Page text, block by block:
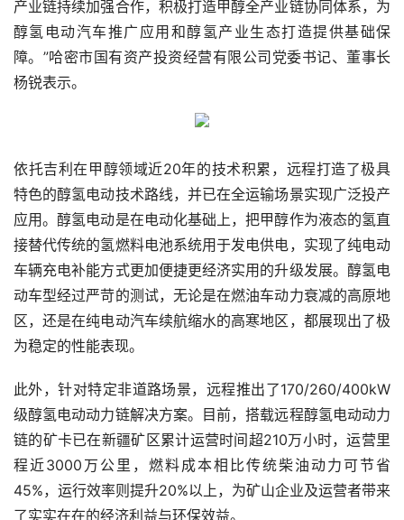
产业链持续加强合作，积极打造甲醇全产业链协同体系，为
醇氢电动汽车推广应用和醇氢产业生态打造提供基础保
障。”哈密市国有资产投资经营有限公司党委书记、董事长
杨锐表示。
依托吉利在甲醇领域近20年的技术积累，远程打造了极具
特色的醇氢电动技术路线，并已在全运输场景实现广泛投产
应用。醇氢电动是在电动化基础上，把甲醇作为液态的氢直
接替代传统的氢燃料电池系统用于发电供电，实现了纯电动
车辆充电补能方式更加便捷更经济实用的升级发展。醇氢电
动车型经过严苛的测试，无论是在燃油车动力衰减的高原地
区，还是在纯电动汽车续航缩水的高寒地区，都展现出了极
为稳定的性能表现。
此外，针对特定非道路场景，远程推出了170/260/400kW
级醇氢电动动力链解决方案。目前，搭载远程醇氢电动动力
链的矿卡已在新疆矿区累计运营时间超210万小时，运营里
程近3000万公里，燃料成本相比传统柴油动力可节省
45%，运行效率则提升20%以上，为矿山企业及运营者带来
了实实在在的经济利益与环保效益。